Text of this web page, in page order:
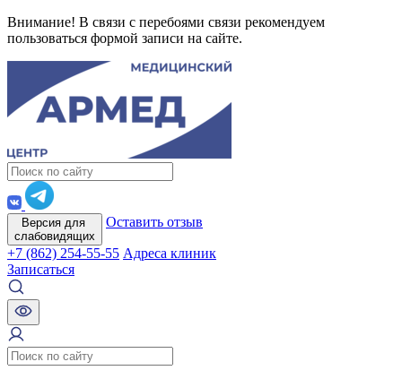
Внимание! В связи с перебоями связи рекомендуем
пользоваться формой записи на сайте.
Версия для
слабовидящих
Оставить отзыв
+7 (862) 254-55-55 Адреса клиник
Записаться